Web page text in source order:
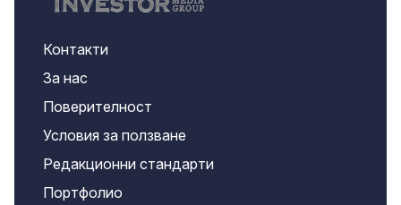
Контакти
За нас
Поверителност
Условия за ползване
Редакционни стандарти
Портфолио